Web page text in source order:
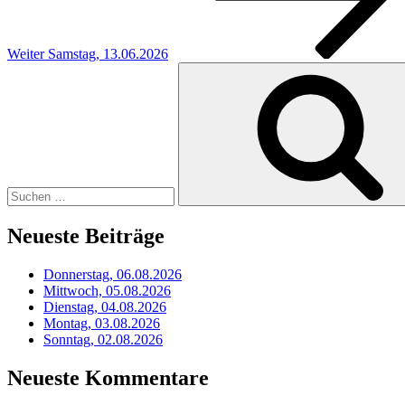
Weiter Samstag, 13.06.2026
Neueste Beiträge
Donnerstag, 06.08.2026
Mittwoch, 05.08.2026
Dienstag, 04.08.2026
Montag, 03.08.2026
Sonntag, 02.08.2026
Neueste Kommentare